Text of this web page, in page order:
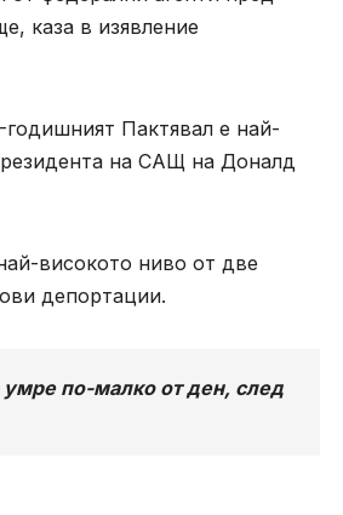
каза в изявление
годишният Пактявал е най-
на САЩ на Доналд
високото ниво от две
депортации.
по-малко от ден, след